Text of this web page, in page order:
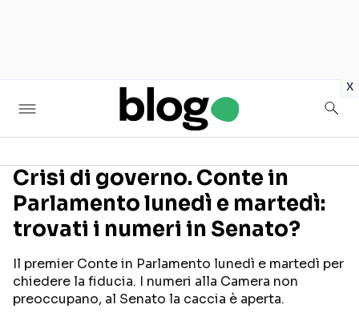
x
Seguici sui social
Crisi di governo. Conte in
Parlamento lunedì e martedì:
trovati i numeri in Senato?
Il premier Conte in Parlamento lunedì e martedì per
chiedere la fiducia. I numeri alla Camera non
preoccupano, al Senato la caccia è aperta.